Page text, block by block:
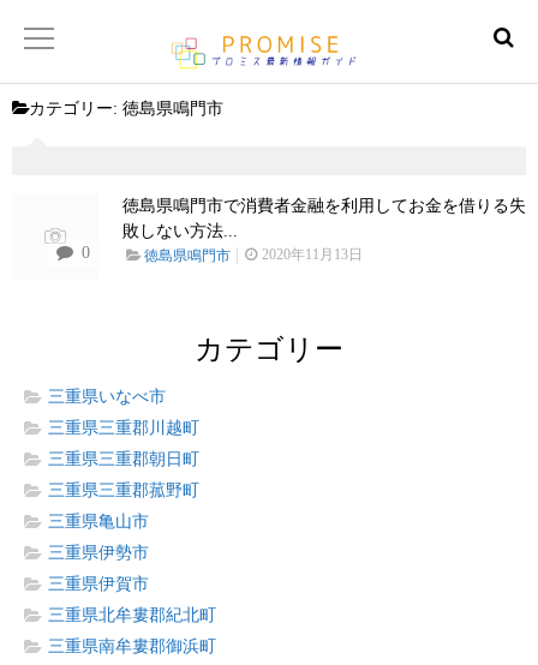
【サイトマップ】
カテゴリー: 徳島県鳴門市
0
徳島県鳴門市で消費者金融を利用してお金を借りる失
敗しない方法...
徳島県鳴門市 2020年11月13日
カテゴリー
三重県いなべ市
三重県三重郡川越町
三重県三重郡朝日町
三重県三重郡菰野町
三重県亀山市
三重県伊勢市
三重県伊賀市
三重県北牟婁郡紀北町
三重県南牟婁郡御浜町